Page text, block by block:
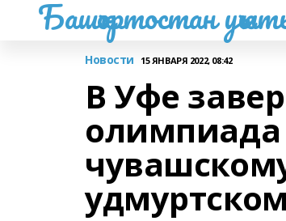
Башҡортостан
Новости 15 ЯНВАРЯ 2022, 08:42
В Уфе
олимпиада